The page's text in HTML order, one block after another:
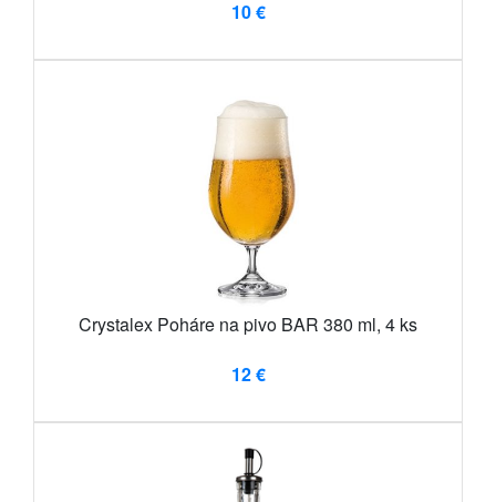
10 €
Crystalex Poháre na pivo BAR 380 ml, 4 ks
12 €